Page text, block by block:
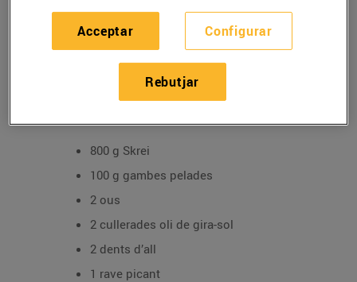
Bacallà amb ous i
tàperes
07/de febrer/2022
800 g Skrei
100 g gambes pelades
2 ous
2 cullerades oli de gira-sol
2 dents d’all
1 rave picant
Configurar
Rebutjar
Acceptar